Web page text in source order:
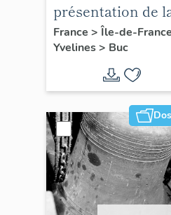
présentation de
commune de Buc
France > Île-de-France
Yvelines> Buc